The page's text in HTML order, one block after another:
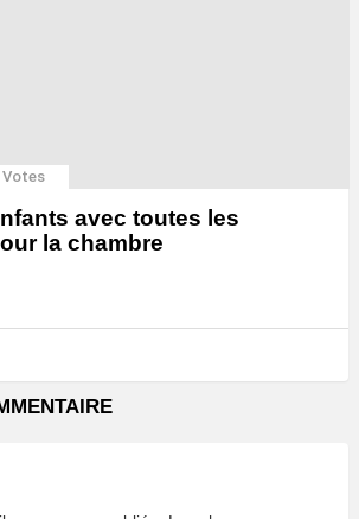
Votes
avec toutes les
la chambre